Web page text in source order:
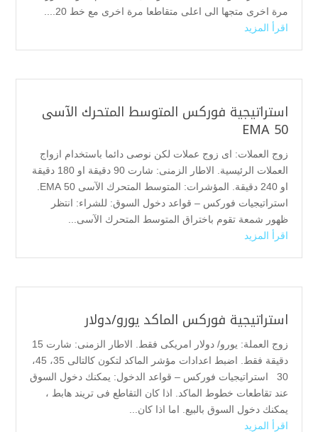
مرة اخرى متجها الى اعلى متقاطعا مرة اخرى مع خط 20....
اقرأ المزيد
استراتيجية فوركس المتوسط المتحرك الآسى
50 EMA
زوج العملات: اى زوج عملات لكن نوصى دائما باستخدام ازواج
العملات الرئيسية. الاطار الزمنى: شارت 90 دقيقة او 180 دقيقة
استراتيجيات فوركس – قواعد دخول السوق: للشراء: انتظر
ظهور شمعة تقوم باختراق المتوسط المتحرك الآسى...
اقرأ المزيد
استراتيجية فوركس الماكد يورو/دولار
زوج العملة: يورو/ دولار امريكى فقط. الاطار الزمنى: شارت 15
دقيقة فقط. اضبط اعدادات مؤشر الماكد لتكون كالتالى 35، 45،
30 استراتيجيات فوركس – قواعد الدخول: يمكنك دخول السوق
عند تقاطعات خطوط الماكد. اذا كان التقاطع فى تريند هابط ،
يمكنك دخول السوق بالبيع. اما اذا كان...
اقرأ المزيد